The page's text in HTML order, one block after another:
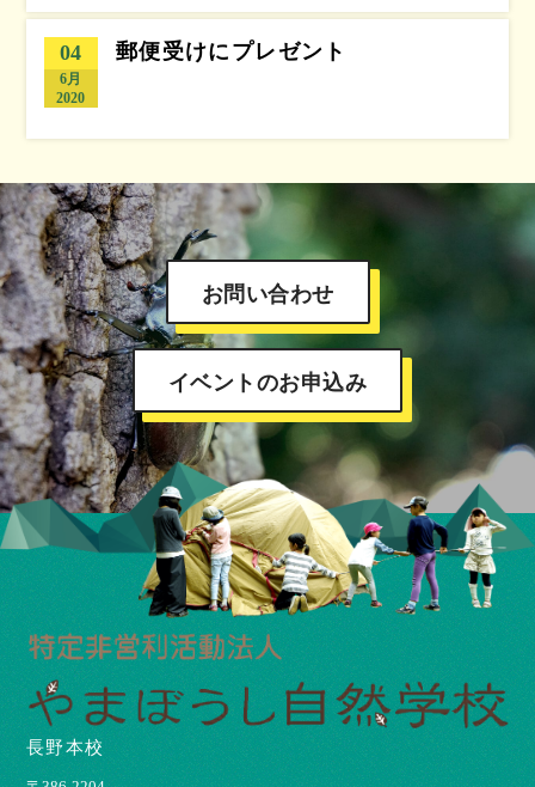
04
6月
2020
郵便受けにプレゼント
お問い合わせ
イベントのお申込み
長野本校